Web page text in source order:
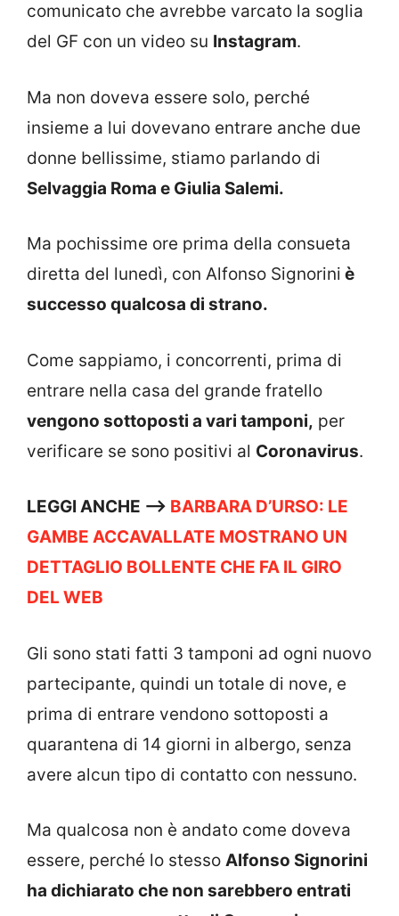
comunicato che avrebbe varcato la soglia
del GF con un video su Instagram.
Ma non doveva essere solo, perché
insieme a lui dovevano entrare anche due
donne bellissime, stiamo parlando di
Selvaggia Roma e Giulia Salemi.
Ma pochissime ore prima della consueta
diretta del lunedì, con Alfonso Signorini è
successo qualcosa di strano.
Come sappiamo, i concorrenti, prima di
entrare nella casa del grande fratello
vengono sottoposti a vari tamponi, per
verificare se sono positivi al Coronavirus.
LEGGI ANCHE —-> BARBARA D’URSO: LE
GAMBE ACCAVALLATE MOSTRANO UN
DETTAGLIO BOLLENTE CHE FA IL GIRO
DEL WEB
Gli sono stati fatti 3 tamponi ad ogni nuovo
partecipante, quindi un totale di nove, e
prima di entrare vendono sottoposti a
quarantena di 14 giorni in albergo, senza
avere alcun tipo di contatto con nessuno.
Ma qualcosa non è andato come doveva
essere, perché lo stesso Alfonso Signorini
ha dichiarato che non sarebbero entrati